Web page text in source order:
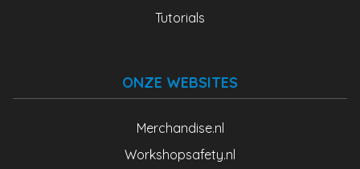
Tutorials
ONZE WEBSITES
Merchandise.nl
Workshopsafety.nl